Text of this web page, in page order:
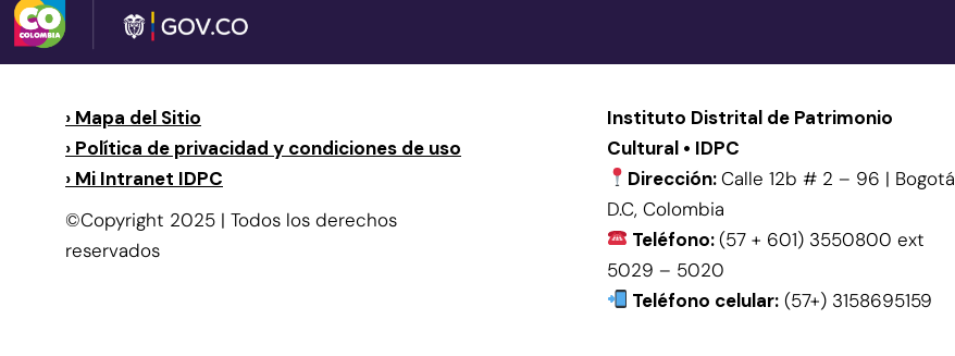
› Mapa del Sitio
› Política de privacidad y condiciones de uso
› Mi Intranet IDPC
©Copyright 2025 | Todos los derechos
reservados
Instituto Distrital de Patrimonio
Cultural • IDPC
Dirección:Calle 12b # 2 – 96 | Bogotá
D.C, Colombia
Teléfono:(57 + 601) 3550800 ext
5029 – 5020
Teléfono celular: (57+) 3158695159